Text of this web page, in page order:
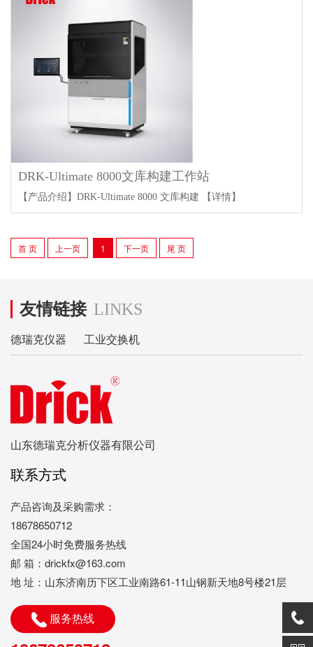
DRK-Ultimate 8000文库构建工作站
【产品介绍】DRK-Ultimate 8000 文库构建 【详情】
首 页 上一页 1 下一页 尾 页
友情链接 LINKS
德瑞克仪器 工业交换机
山东德瑞克分析仪器有限公司
联系方式
产品咨询及采购需求：
18678650712
全国24小时免费服务热线
邮 箱：drickfx@163.com
地 址：山东济南历下区工业南路61-11山钢新天地8号楼21层
服务热线